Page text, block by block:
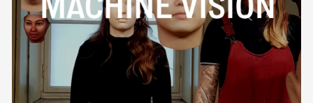
2025
2024
2023